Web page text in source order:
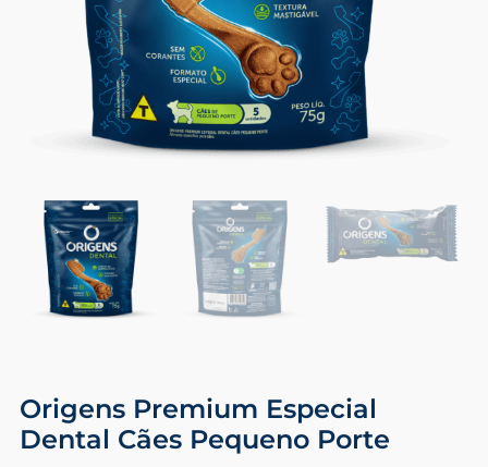
Origens Premium Especial
Dental Cães Pequeno Porte